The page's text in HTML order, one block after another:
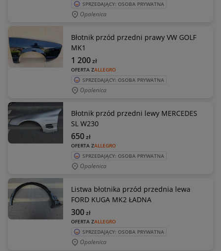
SPRZEDAJĄCY: OSOBA PRYWATNA
Opalenica
Błotnik przód przedni prawy VW GOLF
MK1
OFERTA ZALLEGRO
1 200zł
SPRZEDAJĄCY: OSOBA PRYWATNA
Opalenica
Błotnik przód przedni lewy MERCEDES
SL W230
OFERTA ZALLEGRO
650zł
SPRZEDAJĄCY: OSOBA PRYWATNA
Opalenica
Listwa błotnika przód przednia lewa
FORD KUGA MK2 ŁADNA
OFERTA ZALLEGRO
300zł
SPRZEDAJĄCY: OSOBA PRYWATNA
Opalenica